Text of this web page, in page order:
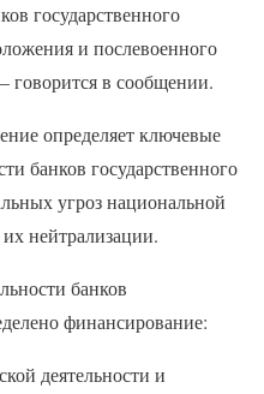
государственного
и послевоенного
говорится в сообщении.
определяет ключевые
банков государственного
угроз национальной
нейтрализации.
банков
финансирование:
деятельности и